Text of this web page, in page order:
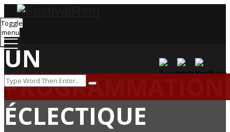
Toggle
menu
UN
PROGRAMMATION
ÉCLECTIQUE